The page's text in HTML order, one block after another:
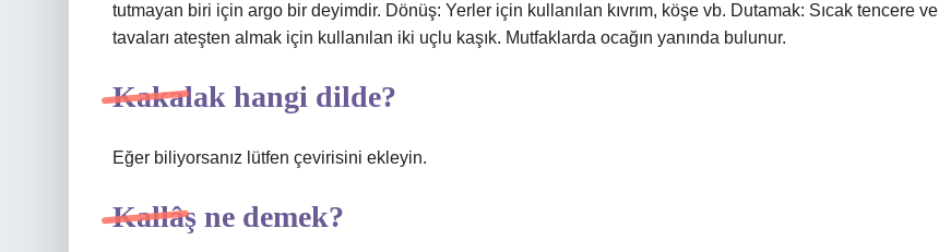
tutmayan biri için argo bir deyimdir. Dönüş: Yerler için kullanılan kıvrım, köşe vb. Dutamak: Sıcak tencere ve
tavaları ateşten almak için kullanılan iki uçlu kaşık. Mutfaklarda ocağın yanında bulunur.
Kakalak hangi dilde?
Eğer biliyorsanız lütfen çevirisini ekleyin.
Kallâş ne demek?